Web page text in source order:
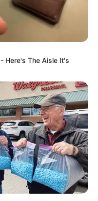
In Movies
These 8
Here's The Aisle It's